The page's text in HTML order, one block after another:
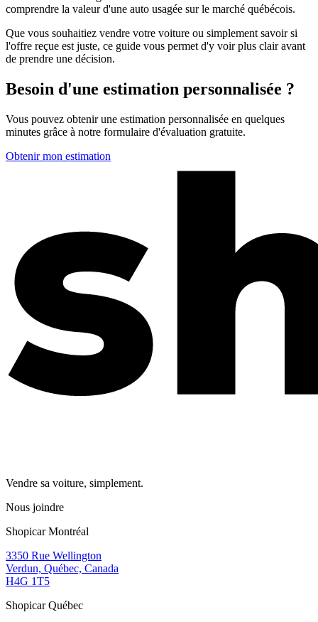
comprendre la valeur d'une auto usagée sur le marché québécois.
Que vous souhaitiez vendre votre voiture ou simplement savoir si
l'offre reçue est juste, ce guide vous permet d'y voir plus clair avant
de prendre une décision.
Besoin d'une estimation personnalisée ?
Vous pouvez obtenir une estimation personnalisée en quelques
minutes grâce à notre formulaire d'évaluation gratuite.
Obtenir mon estimation
Vendre sa voiture, simplement.
Nous joindre
Shopicar Montréal
3350 Rue Wellington
Verdun, Québec, Canada
H4G 1T5
Shopicar Québec